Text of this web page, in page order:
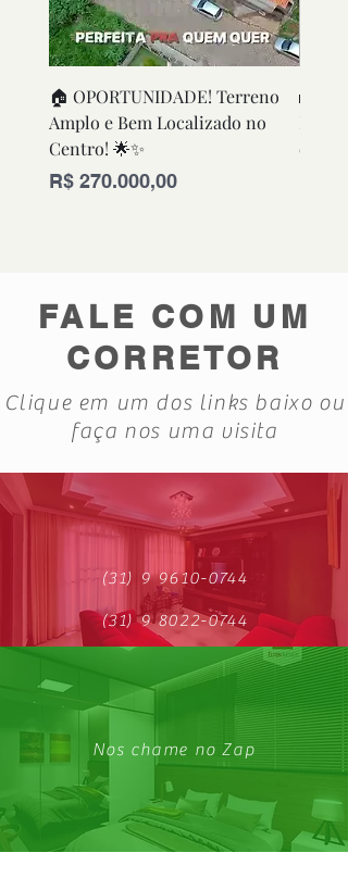
🏠 OPORTUNIDADE! Terreno
Amplo e Bem Localizado no
Centro! 🌟✨
Preço
R$ 270.000,00
🏡
em
FALE COM UM
CORRETOR
Clique em um dos links baixo ou
faça nos uma visita
(31) 9 9610-0744
(31) 9 8022-0744
Nos chame no Zap